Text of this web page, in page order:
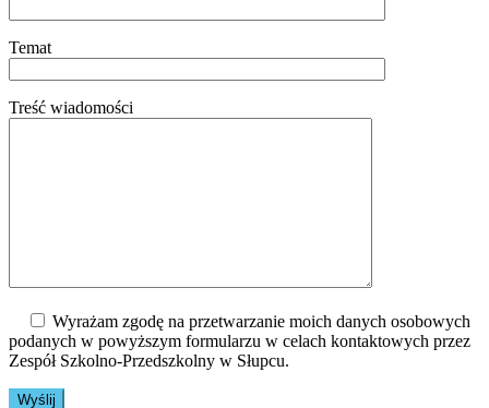
Temat
Treść wiadomości
Wyrażam zgodę na przetwarzanie moich danych osobowych
podanych w powyższym formularzu w celach kontaktowych przez
Zespół Szkolno-Przedszkolny w Słupcu.